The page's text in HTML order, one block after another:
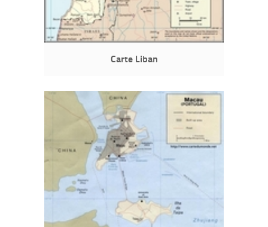
Carte Liban